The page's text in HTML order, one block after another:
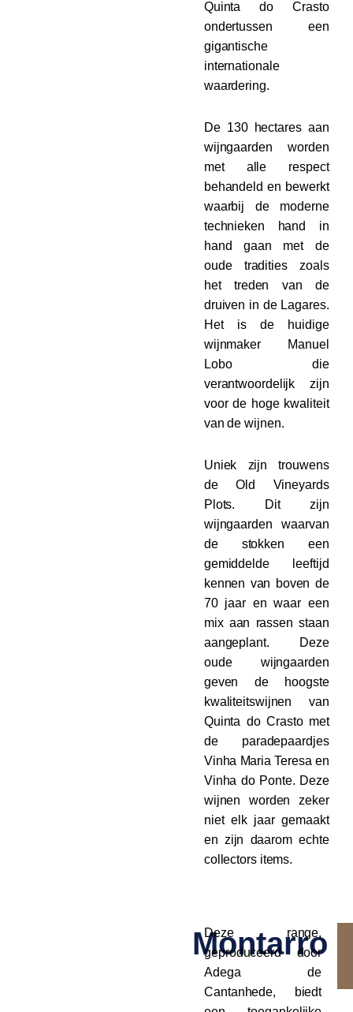
Quinta do Crasto
ondertussen een
gigantische
internationale
waardering.
De 130 hectares aan
wijngaarden worden
met alle respect
behandeld en bewerkt
waarbij de moderne
technieken hand in
hand gaan met de
oude tradities zoals
het treden van de
druiven in de Lagares.
Het is de huidige
wijnmaker Manuel
Lobo die
verantwoordelijk zijn
voor de hoge kwaliteit
van de wijnen.
Uniek zijn trouwens
de Old Vineyards
Plots. Dit zijn
wijngaarden waarvan
de stokken een
gemiddelde leeftijd
kennen van boven de
70 jaar en waar een
mix aan rassen staan
aangeplant. Deze
oude wijngaarden
geven de hoogste
kwaliteitswijnen van
Quinta do Crasto met
de paradepaardjes
Vinha Maria Teresa en
Vinha do Ponte. Deze
wijnen worden zeker
niet elk jaar gemaakt
en zijn daarom echte
collectors items.
Montarro
Deze range,
geproduceerd door
Adega de
Cantanhede, biedt